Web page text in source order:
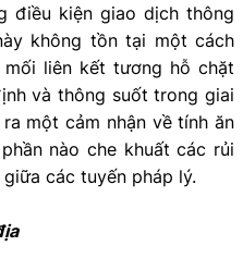
điều kiện giao dịch thông
không tồn tại một cách
liên kết tương hỗ chặt
và thông suốt trong giai
một cảm nhận về tính ăn
nào che khuất các rủi
các tuyến pháp lý.